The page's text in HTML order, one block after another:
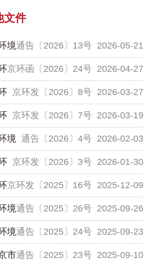
文件
2026-05-21
通告〔2026〕13号
境
年重点碳排放单位和一般报告单
工作的通告
2026-04-27
京环函〔2026〕24号
2026年优秀低碳项目的通知2026-03-27
京环发〔2026〕8号
《北京市电动自行车废铅蓄电池回
理办法（试行）》的通知
2026-03-19
京环发〔2026〕7号
2026年本市碳排放单位管理和碳排
工作的通知
2026-02-03
通告〔2026〕4号
境
态环境监测技术服务机构备案管理
2026-01-30
京环发〔2026〕3号
《北京市生态环境领域优化营商环
质量发展的若干措施》的通...
2025-12-09
京环发〔2025〕16号
关于印发《北京市碳足迹管理体系
》的通知
2025-09-26
通告〔2025〕26号
境
京市碳普惠方法学的通告2025-09-23
通告〔2025〕24号
境
市2024年度碳排放配额有偿竞价发
2025-09-10
通告〔2025〕23号
市